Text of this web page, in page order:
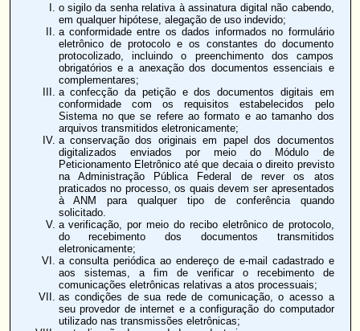
o sigilo da senha relativa à assinatura digital não cabendo,
em qualquer hipótese, alegação de uso indevido;
a conformidade entre os dados informados no formulário
eletrônico de protocolo e os constantes do documento
protocolizado, incluindo o preenchimento dos campos
obrigatórios e a anexação dos documentos essenciais e
complementares;
a confecção da petição e dos documentos digitais em
conformidade com os requisitos estabelecidos pelo
Sistema no que se refere ao formato e ao tamanho dos
arquivos transmitidos eletronicamente;
a conservação dos originais em papel dos documentos
digitalizados enviados por meio do Módulo de
Peticionamento Eletrônico até que decaia o direito previsto
na Administração Pública Federal de rever os atos
praticados no processo, os quais devem ser apresentados
à ANM para qualquer tipo de conferência quando
solicitado.
a verificação, por meio do recibo eletrônico de protocolo,
do recebimento dos documentos transmitidos
eletronicamente;
a consulta periódica ao endereço de e-mail cadastrado e
aos sistemas, a fim de verificar o recebimento de
comunicações eletrônicas relativas a atos processuais;
as condições de sua rede de comunicação, o acesso a
seu provedor de internet e a configuração do computador
utilizado nas transmissões eletrônicas;